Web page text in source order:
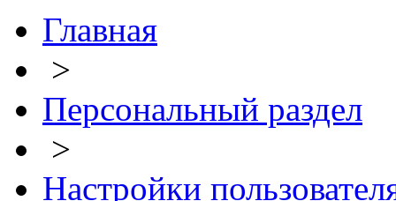
Главная
>
Персональный раздел
>
Настройки